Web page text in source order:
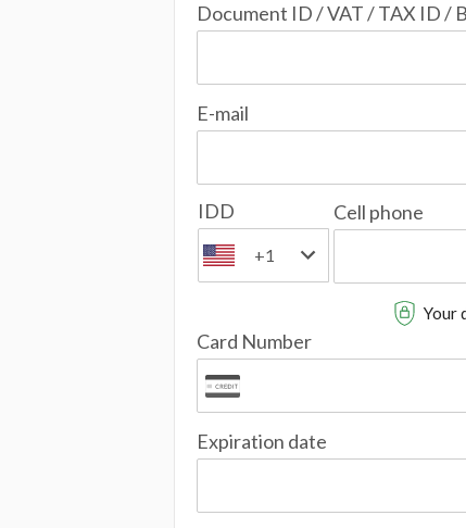
Document ID / VAT / TAX ID /
E-mail
IDD
+1
Cell phone
Your
Card Number
Expiration date